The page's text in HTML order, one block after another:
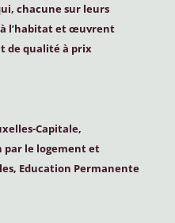
chacune sur leurs
l’habitat et œuvrent
de qualité à prix
Capitale,
par le logement et
Education Permanente